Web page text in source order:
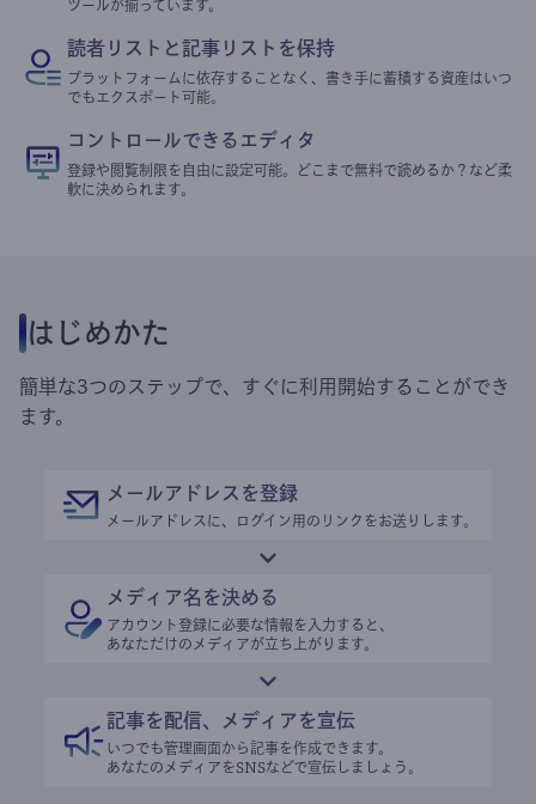
ツールが揃っています。
読者リストと記事リストを保持
プラットフォームに依存することなく、書き手に蓄積する資産はいつ
でもエクスポート可能。
コントロールできるエディタ
登録や閲覧制限を自由に設定可能。どこまで無料で読めるか？など柔
軟に決められます。
はじめかた
簡単な3つのステップで、すぐに利用開始することができ
ます。
メールアドレスを登録
メールアドレスに、ログイン用のリンクをお送りします。
メディア名を決める
アカウント登録に必要な情報を入力すると、
あなただけのメディアが立ち上がります。
記事を配信、メディアを宣伝
いつでも管理画面から記事を作成できます。
あなたのメディアをSNSなどで宣伝しましょう。